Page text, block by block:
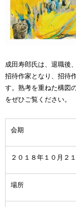
成田寿郎氏は、退職後
招待作家となり、招待
す。熟考を重ねた構図
をぜひご覧ください。
会期
２０１８年１０月２
場所